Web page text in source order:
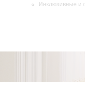
Инклюзивные и